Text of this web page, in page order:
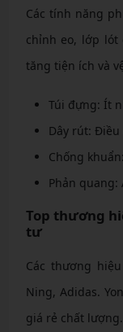
Các tính năng
chỉnh eo, lớp lót
tăng tiện ích và
Túi đựng: Ít
Dây rút:
Chống
Phản quang:
Top thương
tư
Các thương
Ning, Adidas.
giá rẻ chất